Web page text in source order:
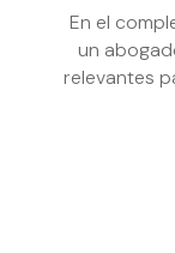
En el
un
relevantes
despacho